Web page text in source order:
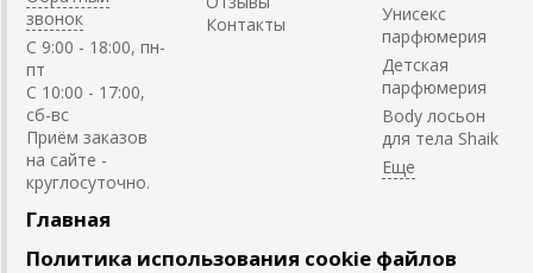
звонок
C 9:00 - 18:00, пн-
пт
С 10:00 - 17:00,
сб-вс
Приём заказов
на сайте -
круглосуточно.
Контакты
Унисекс
парфюмерия
Детская
парфюмерия
Body лосьон
для тела Shaik
Главная
Политика использования cookie файлов